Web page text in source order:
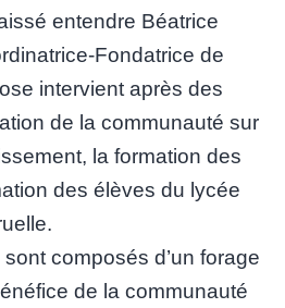
entendre Béatrice
Fondatrice de
intervient après des
de la communauté sur
la formation des
des élèves du lycée
composés d’un forage
de la communauté